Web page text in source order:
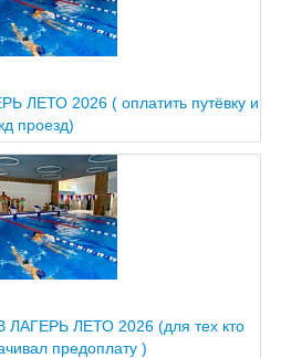
ЛЕТО 2026 ( оплатить путёвку и
проезд)
ЛЕТО 2026 (для тех кто
предоплату )